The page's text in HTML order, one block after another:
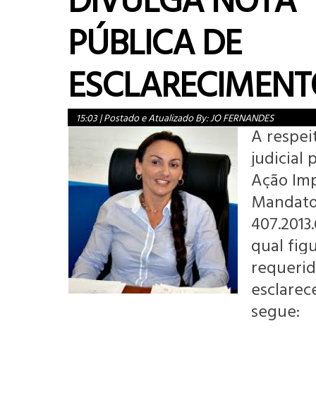
PÚBLICA DE
15:03|Postado e Atualizado By:JO FERNANDES
A
judicial
Ação
qual
segue: